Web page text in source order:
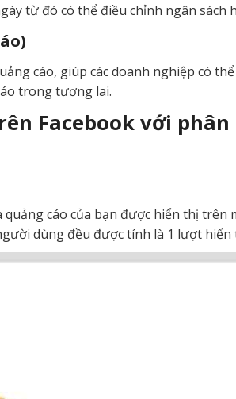
từ đó có thể điều chỉnh ngân sách
cáo, giúp các doanh nghiệp có
trong tương lai.
Facebook với
cáo của bạn được hiển thị trên
dùng đều được tính là 1 lượt hiển